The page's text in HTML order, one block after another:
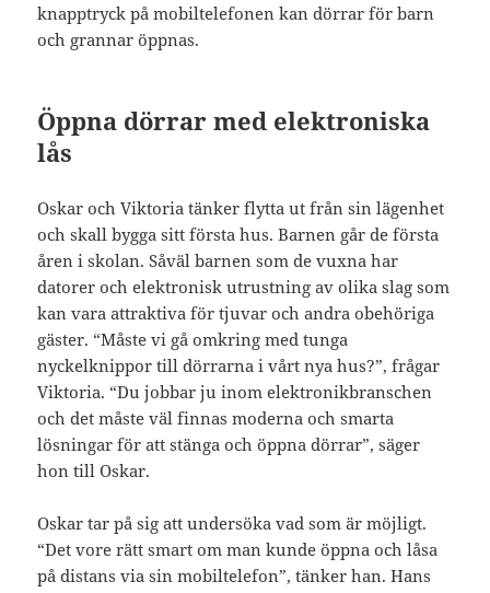
knapptryck på mobiltelefonen kan dörrar för barn
och grannar öppnas.
Öppna dörrar med elektroniska
lås
Oskar och Viktoria tänker flytta ut från sin lägenhet
och skall bygga sitt första hus. Barnen går de första
åren i skolan. Såväl barnen som de vuxna har
datorer och elektronisk utrustning av olika slag som
kan vara attraktiva för tjuvar och andra obehöriga
gäster. “Måste vi gå omkring med tunga
nyckelknippor till dörrarna i vårt nya hus?”, frågar
Viktoria. “Du jobbar ju inom elektronikbranschen
och det måste väl finnas moderna och smarta
lösningar för att stänga och öppna dörrar”, säger
hon till Oskar.
Oskar tar på sig att undersöka vad som är möjligt.
“Det vore rätt smart om man kunde öppna och låsa
på distans via sin mobiltelefon”, tänker han. Hans